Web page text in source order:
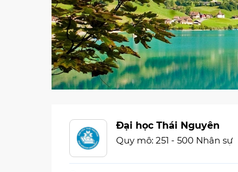
Đại học Thái Nguyên
Quy mô: 251 - 500 Nhân sự